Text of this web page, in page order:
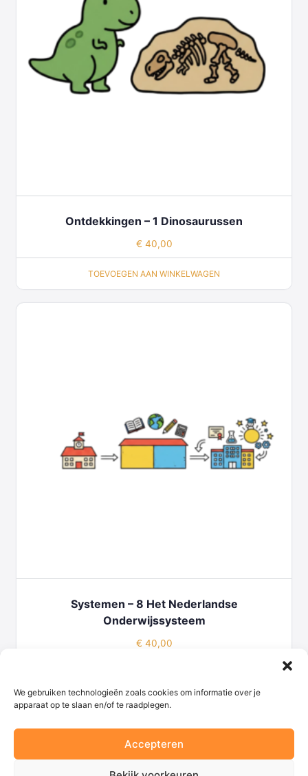
We gebruiken technologieën zoals cookies om informatie over je
apparaat op te slaan en/of te raadplegen.
Accepteren
Ontdekkingen – 1 Dinosaurussen
€ 40,00
TOEVOEGEN AAN WINKELWAGEN
Systemen – 8 Het Nederlandse
Onderwijssysteem
€ 40,00
© 2026 - Begaafd onderwijs